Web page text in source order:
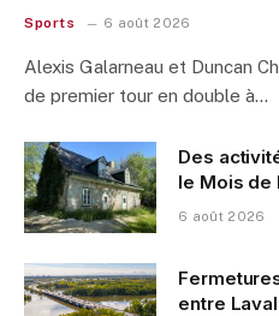
Sports 6 août 2026
Alexis Galarneau et Duncan
de premier tour en double à…
Des
le Mois de
6 août 2026
entre